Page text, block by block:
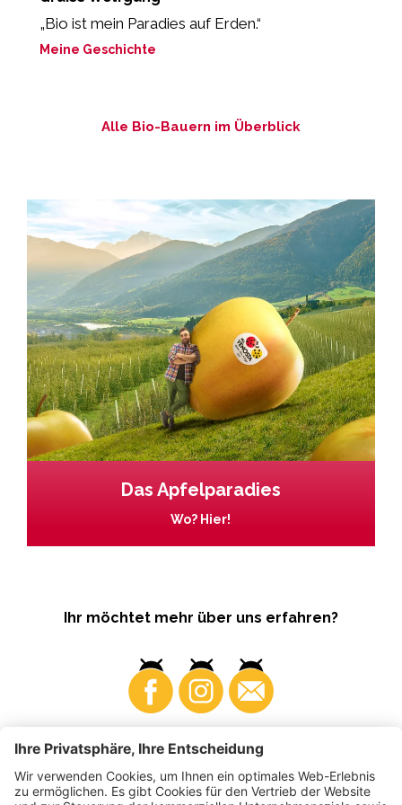
„Bio ist mein Paradies auf Erden.“
Meine Geschichte
Alle Bio-Bauern im Überblick
Das Apfelparadies
Wo? Hier!
Ihr möchtet mehr über uns erfahren?
Business Produzenten